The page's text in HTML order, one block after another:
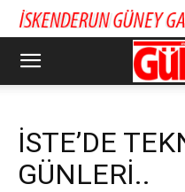
İSTE’DE
GÜNLERİ..